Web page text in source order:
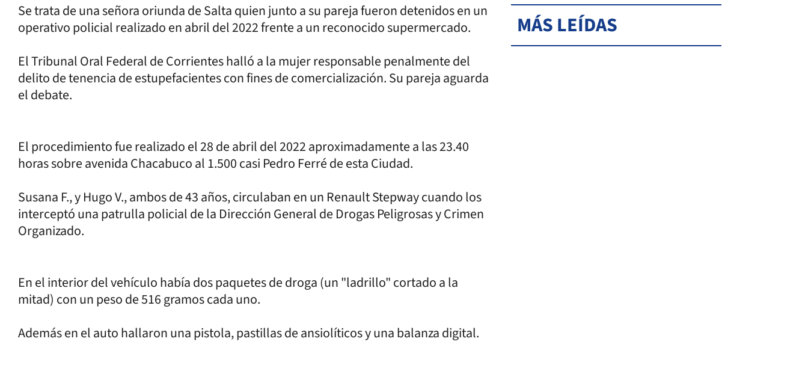
Se trata de una señora oriunda de Salta quien junto a su pareja fueron detenidos en un
operativo policial realizado en abril del 2022 frente a un reconocido supermercado.
El Tribunal Oral Federal de Corrientes halló a la mujer responsable penalmente del
delito de tenencia de estupefacientes con fines de comercialización. Su pareja aguarda
el debate.
El procedimiento fue realizado el 28 de abril del 2022 aproximadamente a las 23.40
horas sobre avenida Chacabuco al 1.500 casi Pedro Ferré de esta Ciudad.
Susana F., y Hugo V., ambos de 43 años, circulaban en un Renault Stepway cuando los
interceptó una patrulla policial de la Dirección General de Drogas Peligrosas y Crimen
Organizado.
En el interior del vehículo había dos paquetes de droga (un "ladrillo" cortado a la
mitad) con un peso de 516 gramos cada uno.
Además en el auto hallaron una pistola, pastillas de ansiolíticos y una balanza digital.
MÁS LEÍDAS